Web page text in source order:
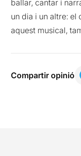
ballar, cantar i
un dia i un altre: el
aquest musical,
Compartir opinió